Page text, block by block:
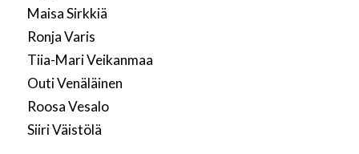
Maisa Sirkkiä
Ronja Varis
Tiia-Mari Veikanmaa
Outi Venäläinen
Roosa Vesalo
Siiri Väistölä